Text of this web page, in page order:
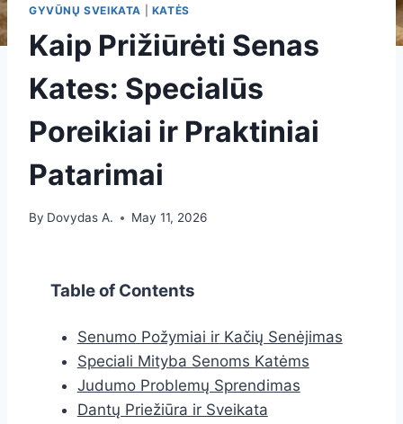
GYVŪNŲ SVEIKATA KATĖS
Kaip Prižiūrėti Senas
Kates: Specialūs
Poreikiai ir Praktiniai
Patarimai
By Dovydas A. May 11, 2026
Table of Contents
Senumo Požymiai ir Kačių Senėjimas
Speciali Mityba Senoms Katėms
Judumo Problemų Sprendimas
Dantų Priežiūra ir Sveikata